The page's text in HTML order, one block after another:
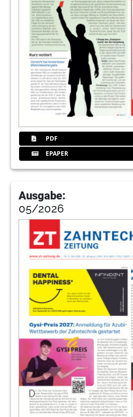
PDF
EPAPER
Ausgabe:
05/2026